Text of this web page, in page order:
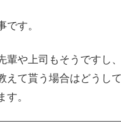
す。
輩や上司もそうですし
えて貰う場合はどうし
。